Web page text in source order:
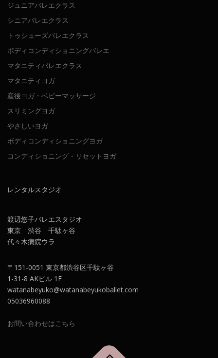
ジュニアバレエクラス
シニアバレエクラス
トゥシューズバレエクラス
ボディコンディショニングバレエ
マタニティバレエクラス
マタニティヨガ
産後ヨガ・ベビーマッサージ
スリミングヨガ
やさしいヨガ
ボディコンディショニングヨガ
コンディショニング・リセットヨガ
レンタルスタジオ
渡辺悠子バレエスタジオ
東京 渋谷 千駄ヶ谷
代々木病院ウラ
〒151-0051 東京都渋谷区千駄ヶ谷
1-31-8 AKビル 1F
watanabeyuko@watanabeyukoballet.com
05036960088
お問い合わせはこちら